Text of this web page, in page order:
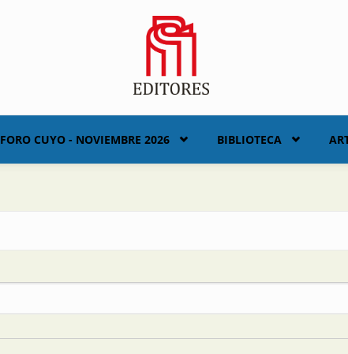
FORO CUYO - NOVIEMBRE 2026 BIBLIOTECA